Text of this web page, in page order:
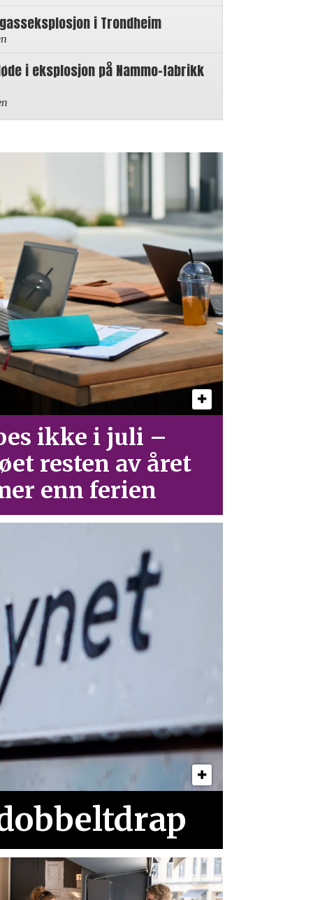
i Trondheim
i eksplosjon på Nammo-fabrikk
ikke i juli –
resten av året
enn ferien